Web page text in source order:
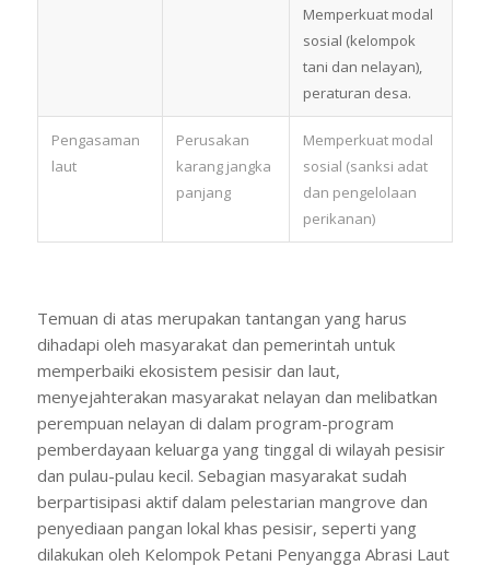
Memperkuat modal
sosial (kelompok
tani dan nelayan),
peraturan desa.
Pengasaman
laut
Perusakan
karang jangka
panjang
Memperkuat modal
sosial (sanksi adat
dan pengelolaan
perikanan)
Temuan di atas merupakan tantangan yang harus
dihadapi oleh masyarakat dan pemerintah untuk
memperbaiki ekosistem pesisir dan laut,
menyejahterakan masyarakat nelayan dan melibatkan
perempuan nelayan di dalam program-program
pemberdayaan keluarga yang tinggal di wilayah pesisir
dan pulau-pulau kecil. Sebagian masyarakat sudah
berpartisipasi aktif dalam pelestarian mangrove dan
penyediaan pangan lokal khas pesisir, seperti yang
dilakukan oleh Kelompok Petani Penyangga Abrasi Laut